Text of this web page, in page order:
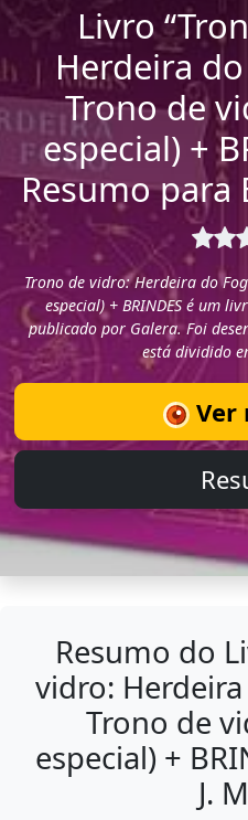
Livro
Herdeira
Trono de
especial) +
Resumo para
Trono de vidro: Herdeira do
especial) + BRINDES é um
publicado por Galera. Foi
está dividido
Ver
Resumo do
vidro:
Trono de
especial) +
J.